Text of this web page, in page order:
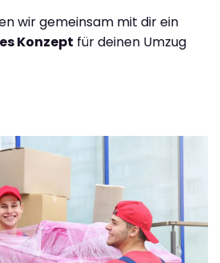
wir gemeinsam mit dir ein
Konzept für deinen Umzug